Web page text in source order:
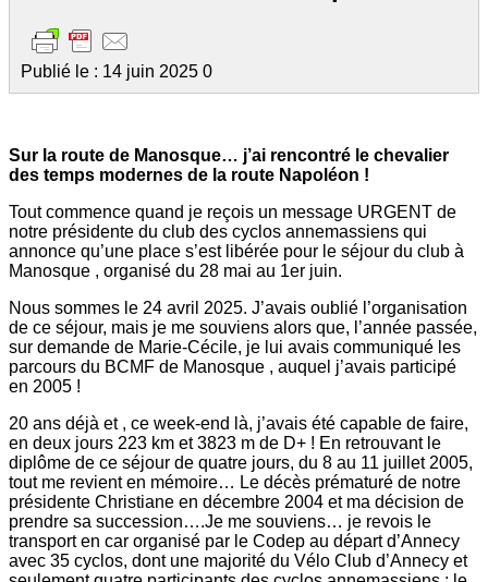
Publié le : 14 juin 2025 0
Sur la route de Manosque… j’ai rencontré le chevalier
des temps modernes de la route Napoléon !
Tout commence quand je reçois un message URGENT de
notre présidente du club des cyclos annemassiens qui
annonce qu’une place s’est libérée pour le séjour du club à
Manosque , organisé du 28 mai au 1er juin.
Nous sommes le 24 avril 2025. J’avais oublié l’organisation
de ce séjour, mais je me souviens alors que, l’année passée,
sur demande de Marie-Cécile, je lui avais communiqué les
parcours du BCMF de Manosque , auquel j’avais participé
en 2005 !
20 ans déjà et , ce week-end là, j’avais été capable de faire,
en deux jours 223 km et 3823 m de D+ ! En retrouvant le
diplôme de ce séjour de quatre jours, du 8 au 11 juillet 2005,
tout me revient en mémoire… Le décès prématuré de notre
présidente Christiane en décembre 2004 et ma décision de
prendre sa succession….Je me souviens… je revois le
transport en car organisé par le Codep au départ d’Annecy
avec 35 cyclos, dont une majorité du Vélo Club d’Annecy et